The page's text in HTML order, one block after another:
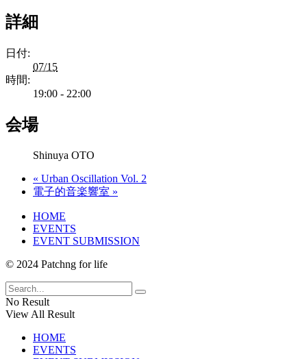
詳細
日付:
07/15
時間:
19:00 - 22:00
会場
Shinuya OTO
« Urban Oscillation Vol. 2
電子的音楽響室 »
HOME
EVENTS
EVENT SUBMISSION
© 2024 Patchng for life
No Result
View All Result
HOME
EVENTS